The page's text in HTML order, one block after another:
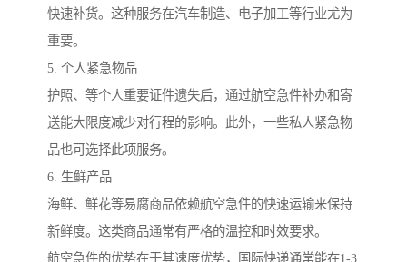
快速补货。这种服务在汽车制造、电子加工等行业尤为
重要。
5. 个人紧急物品
护照、等个人重要证件遗失后，通过航空急件补办和寄
送能大限度减少对行程的影响。此外，一些私人紧急物
品也可选择此项服务。
6. 生鲜产品
海鲜、鲜花等易腐商品依赖航空急件的快速运输来保持
新鲜度。这类商品通常有严格的温控和时效要求。
航空急件的优势在于其速度优势，国际快递通常能在1-3